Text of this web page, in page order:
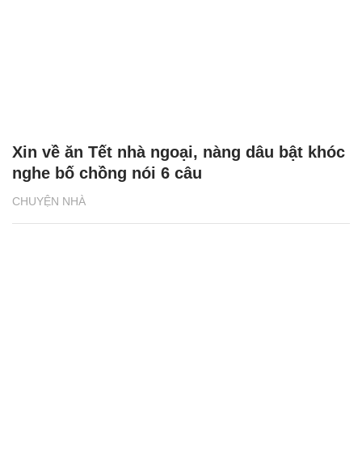
CHUYỆN NHÀ
Xin về ăn Tết nhà ngoại, nàng dâu bật khóc
nghe bố chồng nói 6 câu